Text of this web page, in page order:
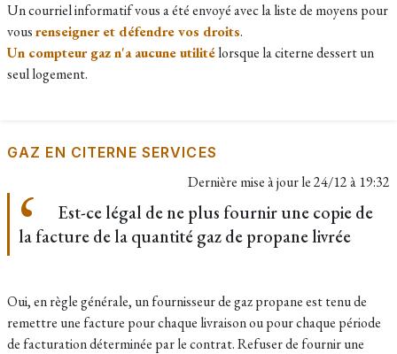
Un courriel informatif vous a été envoyé avec la liste de moyens pour
vousrenseigner et défendre vos droits.
Un compteur gaz n'a aucune utilitélorsque la citerne dessert un
seul logement.
GAZ EN CITERNE SERVICES
Dernière mise à jour le24/12 à 19:32
Est-ce légal de ne plus fournir une copie de
la facture de la quantité gaz de propane livrée
Oui, en règle générale, un fournisseur de gaz propane est tenu de
remettre une facture pour chaque livraison ou pour chaque période
de facturation déterminée par le contrat. Refuser de fournir une